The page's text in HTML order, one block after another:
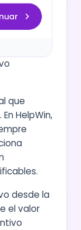
que
HelpWin,
desde la
el valor